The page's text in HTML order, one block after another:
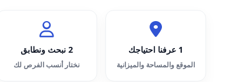
1 عرفنا احتياجك
الموقع والمساحة والميزانية
2 نبحث ونطابق
نختار أنسب الفرص لك